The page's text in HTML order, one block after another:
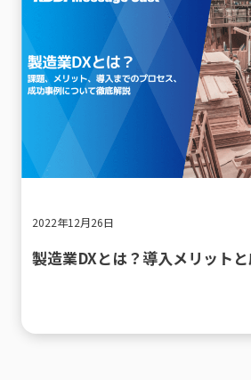
2022年12月26日
製造業DXとは？導入メリット